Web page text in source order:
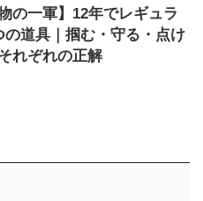
の一軍】12年でレギュラ
の道具｜掴む・守る・点け
れぞれの正解